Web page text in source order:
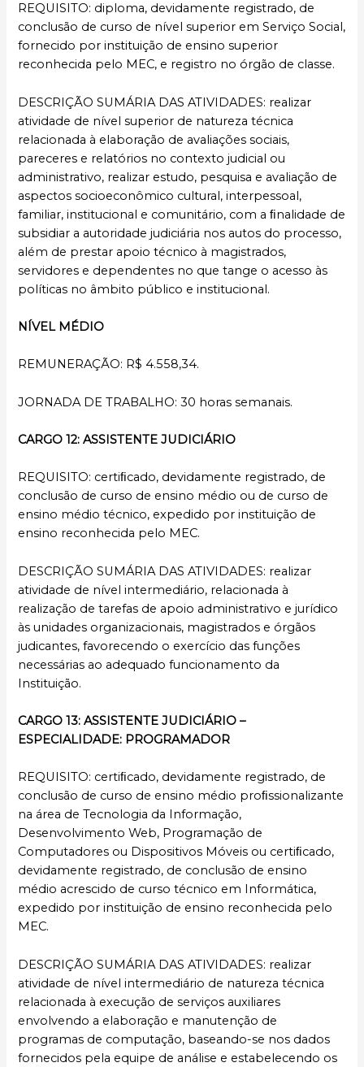
REQUISITO: diploma, devidamente registrado, de
conclusão de curso de nível superior em Serviço Social,
fornecido por instituição de ensino superior
reconhecida pelo MEC, e registro no órgão de classe.
DESCRIÇÃO SUMÁRIA DAS ATIVIDADES: realizar
atividade de nível superior de natureza técnica
relacionada à elaboração de avaliações sociais,
pareceres e relatórios no contexto judicial ou
administrativo, realizar estudo, pesquisa e avaliação de
aspectos socioeconômico cultural, interpessoal,
familiar, institucional e comunitário, com a ﬁnalidade de
subsidiar a autoridade judiciária nos autos do processo,
além de prestar apoio técnico à magistrados,
servidores e dependentes no que tange o acesso às
políticas no âmbito público e institucional.
NÍVEL MÉDIO
REMUNERAÇÃO: R$ 4.558,34.
JORNADA DE TRABALHO: 30 horas semanais.
CARGO 12: ASSISTENTE JUDICIÁRIO
REQUISITO: certiﬁcado, devidamente registrado, de
conclusão de curso de ensino médio ou de curso de
ensino médio técnico, expedido por instituição de
ensino reconhecida pelo MEC.
DESCRIÇÃO SUMÁRIA DAS ATIVIDADES: realizar
atividade de nível intermediário, relacionada à
realização de tarefas de apoio administrativo e jurídico
às unidades organizacionais, magistrados e órgãos
judicantes, favorecendo o exercício das funções
necessárias ao adequado funcionamento da
Instituição.
CARGO 13: ASSISTENTE JUDICIÁRIO –
ESPECIALIDADE: PROGRAMADOR
REQUISITO: certiﬁcado, devidamente registrado, de
conclusão de curso de ensino médio proﬁssionalizante
na área de Tecnologia da Informação,
Desenvolvimento Web, Programação de
Computadores ou Dispositivos Móveis ou certiﬁcado,
devidamente registrado, de conclusão de ensino
médio acrescido de curso técnico em Informática,
expedido por instituição de ensino reconhecida pelo
MEC.
DESCRIÇÃO SUMÁRIA DAS ATIVIDADES: realizar
atividade de nível intermediário de natureza técnica
relacionada à execução de serviços auxiliares
envolvendo a elaboração e manutenção de
programas de computação, baseando-se nos dados
fornecidos pela equipe de análise e estabelecendo os